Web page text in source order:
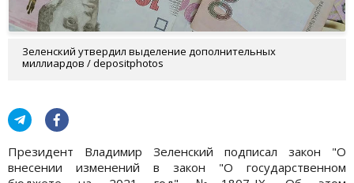
Зеленский утвердил выделение дополнительных
миллиардов / depositphotos
Президент Владимир Зеленский подписал закон "О
внесении изменений в закон "О государственном